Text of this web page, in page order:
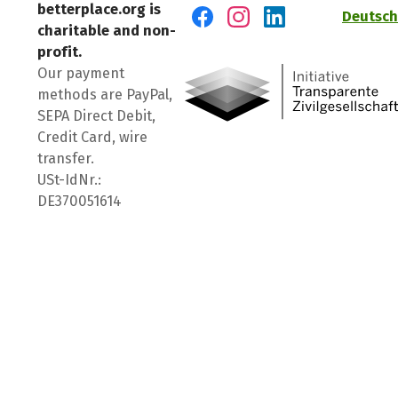
betterplace.org is
charitable and non-
profit.
Our payment
methods are PayPal,
SEPA Direct Debit,
Credit Card, wire
transfer.
USt-IdNr.:
DE370051614
Deutsch